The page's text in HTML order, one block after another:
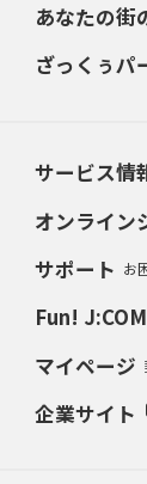
あなたの街
ざっくぅパ
サービス情
オンライン
サポート お
Fun! J:COM
マイページ
企業サイト